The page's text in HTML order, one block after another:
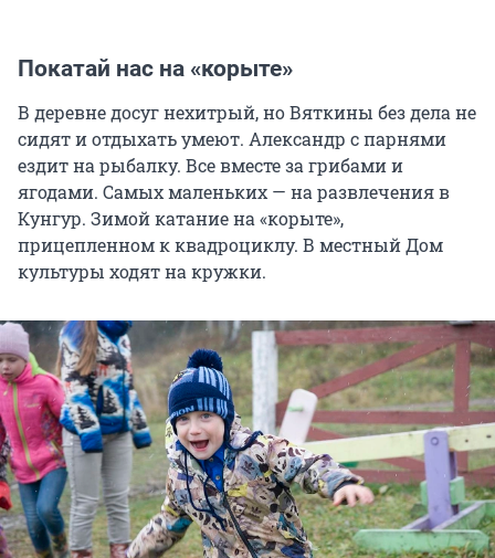
Покатай нас на «корыте»
В деревне досуг нехитрый, но Вяткины без дела не
сидят и отдыхать умеют. Александр с парнями
ездит на рыбалку. Все вместе за грибами и
ягодами. Самых маленьких — на развлечения в
Кунгур. Зимой катание на «корыте»,
прицепленном к квадроциклу. В местный Дом
культуры ходят на кружки.